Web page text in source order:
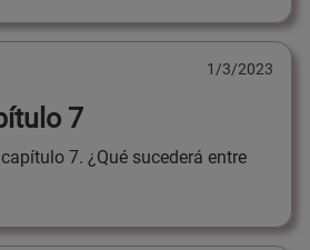
1/3/2023
7
7. ¿Qué sucederá entre